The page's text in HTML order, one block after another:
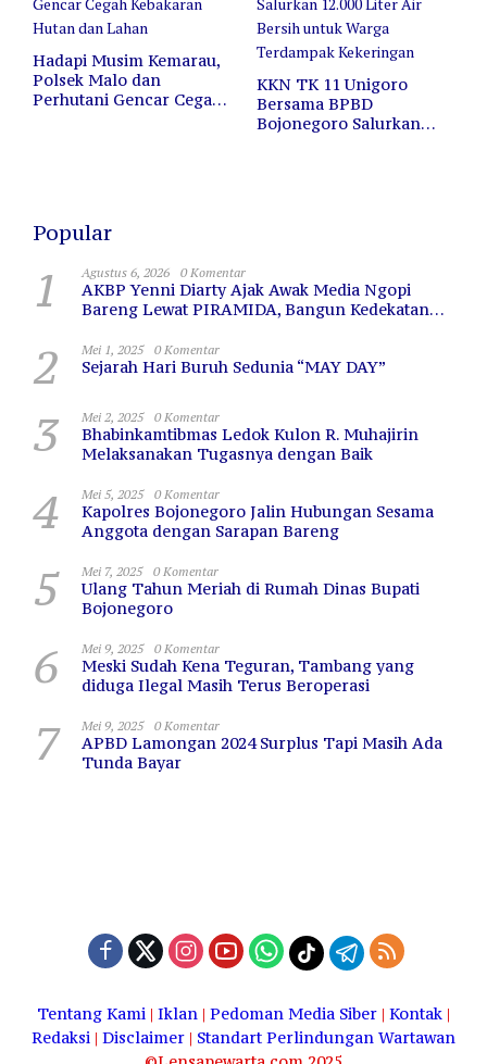
Hadapi Musim Kemarau,
Polsek Malo dan
Perhutani Gencar Cegah
KKN TK 11 Unigoro
Bersama BPBD
Bojonegoro Salurkan
Popular
1 Agustus 6, 2026 0 Komentar
AKBP Yenni Diarty Ajak Awak Media Ngopi
Bareng Lewat PIRAMIDA, Bangun Kedekatan
2 Mei 1, 2025 0 Komentar
Sejarah Hari Buruh Sedunia “MAY DAY”
3 Mei 2, 2025 0 Komentar
Bhabinkamtibmas Ledok Kulon R. Muhajirin
Melaksanakan Tugasnya dengan Baik
4 Mei 5, 2025 0 Komentar
Kapolres Bojonegoro Jalin Hubungan Sesama
Anggota dengan Sarapan Bareng
5 Mei 7, 2025 0 Komentar
Ulang Tahun Meriah di Rumah Dinas Bupati
Bojonegoro
6 Mei 9, 2025 0 Komentar
Meski Sudah Kena Teguran, Tambang yang
diduga Ilegal Masih Terus Beroperasi
7 Mei 9, 2025 0 Komentar
APBD Lamongan 2024 Surplus Tapi Masih Ada
Tunda Bayar
Tentang Kami | Iklan | Pedoman Media Siber | Kontak |
Redaksi | Disclaimer | Standart Perlindungan Wartawan